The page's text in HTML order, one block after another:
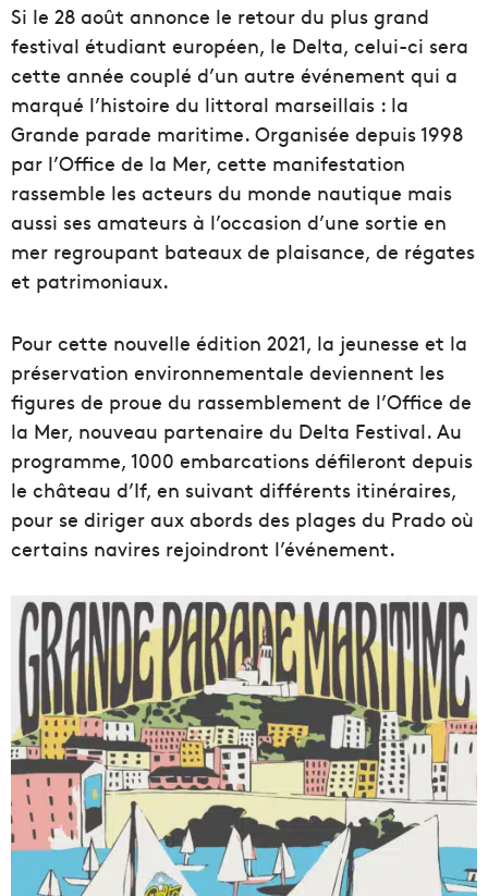
Si le 28 août annonce le retour du plus grand
festival étudiant européen, le Delta, celui-ci sera
cette année couplé d’un autre événement qui a
marqué l’histoire du littoral marseillais : la
Grande parade maritime. Organisée depuis 1998
par l’Office de la Mer, cette manifestation
rassemble les acteurs du monde nautique mais
aussi ses amateurs à l’occasion d’une sortie en
mer regroupant bateaux de plaisance, de régates
et patrimoniaux.
Pour cette nouvelle édition 2021, la jeunesse et la
préservation environnementale deviennent les
figures de proue du rassemblement de l’Office de
la Mer, nouveau partenaire du Delta Festival. Au
programme, 1000 embarcations défileront depuis
le château d’If, en suivant différents itinéraires,
pour se diriger aux abords des plages du Prado où
certains navires rejoindront l’événement.